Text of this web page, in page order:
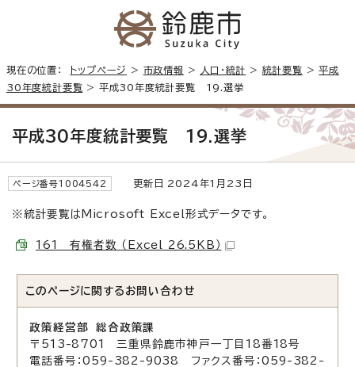
現在の位置： トップページ > 市政情報 > 人口・統計 > 統計要覧 >平成
30年度統計要覧 > 平成30年度統計要覧 19.選挙
平成30年度統計要覧 19.選挙
ページ番号1004542 更新日 2024年1月23日
※統計要覧はMicrosoft Excel形式データです。
161 有権者数 （Excel 26.5KB）
このページに関する お問い合わせ
政策経営部 総合政策課
〒513-8701 三重県鈴鹿市神戸一丁目18番18号
電話番号：059-382-9038 ファクス番号：059-382-